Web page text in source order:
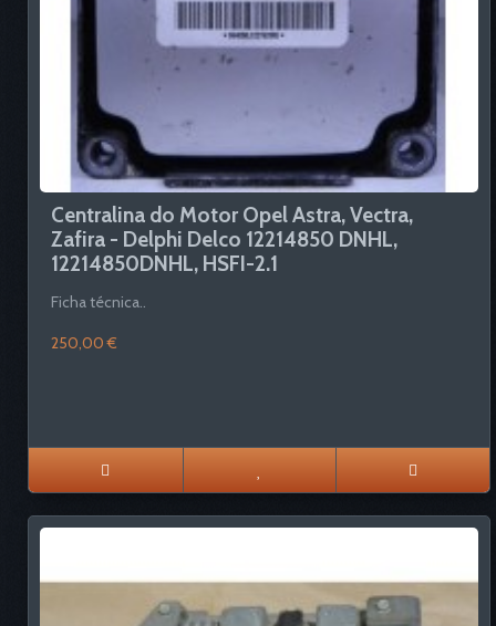
Centralina do Motor Opel Astra, Vectra,
Zafira - Delphi Delco 12214850 DNHL,
12214850DNHL, HSFI-2.1
Ficha técnica..
250,00 €